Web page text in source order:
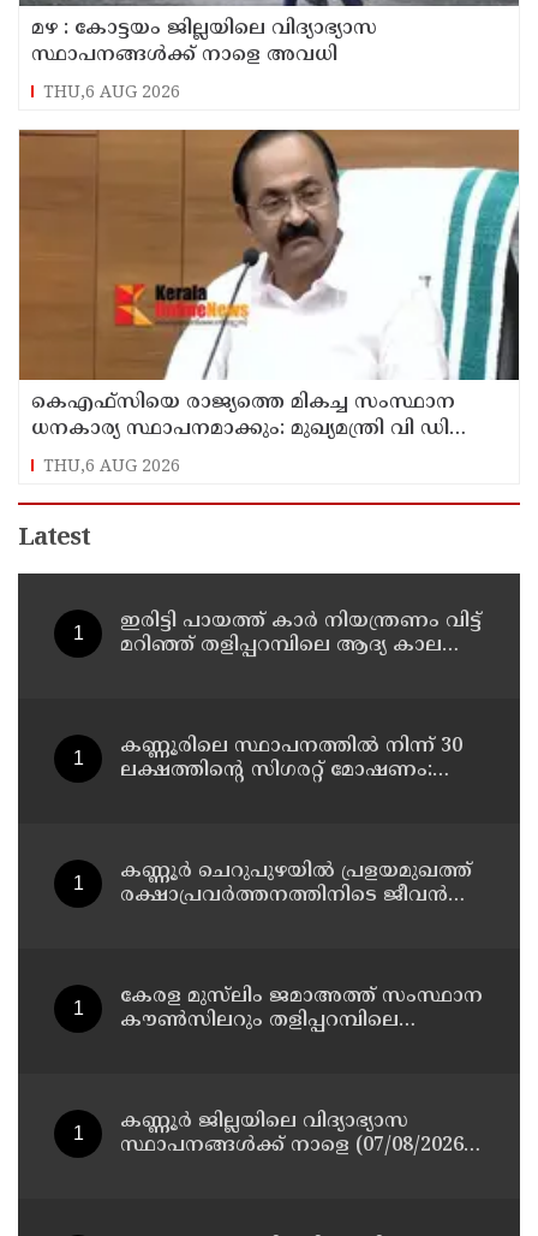
മഴ : കോട്ടയം ജില്ലയിലെ വിദ്യാഭ്യാസ
സ്ഥാപനങ്ങൾക്ക് നാളെ അവധി
THU,6 AUG 2026
കെഎഫ്‌സിയെ രാജ്യത്തെ മികച്ച സംസ്ഥാന
ധനകാര്യ സ്ഥാപനമാക്കും: മുഖ്യമന്ത്രി വി ഡി
സതീശൻ
THU,6 AUG 2026
Latest
ഇരിട്ടി പായത്ത് കാർ നിയന്ത്രണം വിട്ട്
മറിഞ്ഞ് തളിപ്പറമ്പിലെ ആദ്യ കാല
കണ്ണൂരിലെ സ്ഥാപനത്തിൽ നിന്ന് 30
ലക്ഷത്തിന്റെ സിഗരറ്റ് മോഷണം:
കണ്ണൂർ ചെറുപുഴയിൽ പ്രളയമുഖത്ത്
രക്ഷാപ്രവർത്തനത്തിനിടെ ജീവൻ
കേരള മുസ്‌ലിം ജമാഅത്ത് സംസ്ഥാന
കൗൺസിലറും തളിപ്പറമ്പിലെ
കണ്ണൂർ ജില്ലയിലെ വിദ്യാഭ്യാസ
സ്ഥാപനങ്ങള്‍ക്ക് നാളെ (07/08/2026),